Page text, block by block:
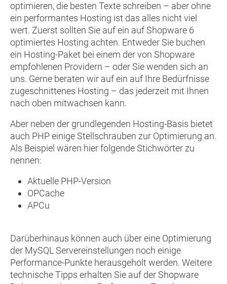
optimieren, die besten Texte schreiben – aber ohne
ein performantes Hosting ist das alles nicht viel
wert. Zuerst sollten Sie auf ein auf Shopware 6
optimiertes Hosting achten. Entweder Sie buchen
ein Hosting-Paket bei einem der von Shopware
empfohlenen Providern – oder Sie wenden sich an
uns. Gerne beraten wir auf ein auf Ihre Bedürfnisse
zugeschnittenes Hosting – das jederzeit mit Ihnen
nach oben mitwachsen kann.
Aber neben der grundlegenden Hosting-Basis bietet
auch PHP einige Stellschrauben zur Optimierung an.
Als Beispiel wären hier folgende Stichwörter zu
nennen:
Aktuelle PHP-Version
OPCache
APCu
Darüberhinaus können auch über eine Optimierung
der MySQL Servereinstellungen noch einige
Performance-Punkte herausgeholt werden. Weitere
technische Tipps erhalten Sie auf der Shopware